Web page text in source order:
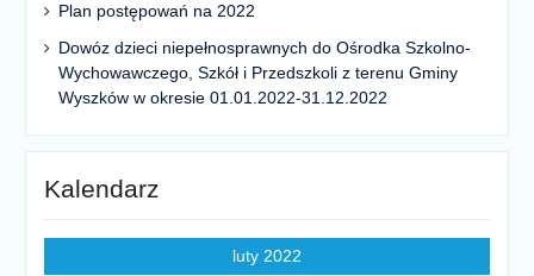
Plan postępowań na 2022
Dowóz dzieci niepełnosprawnych do Ośrodka Szkolno-
Wychowawczego, Szkół i Przedszkoli z terenu Gminy
Wyszków w okresie 01.01.2022-31.12.2022
Kalendarz
luty 2022